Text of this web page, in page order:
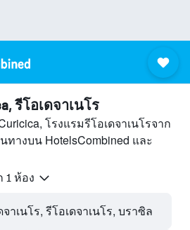
รีโอเดจาเนโร
โรงแรมรีโอเดจาเนโรจาก
ทางบน HotelsCombined และ
1 ห้อง
าเนโร, รีโอเดจาเนโร, บราซิล